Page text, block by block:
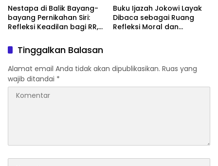
Nestapa di Balik Bayang-
bayang Pernikahan Siri:
Refleksi Keadilan bagi RR,
Margiono
Buku Ijazah Jokowi Layak
Dibaca sebagai Ruang
Refleksi Moral dan
Tinggalkan Balasan
Alamat email Anda tidak akan dipublikasikan. Ruas yang
wajib ditandai *